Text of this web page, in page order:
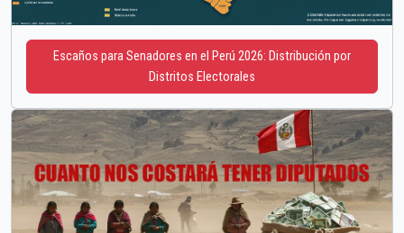
Escaños para Senadores en el Perú 2026: Distribución por
Distritos Electorales